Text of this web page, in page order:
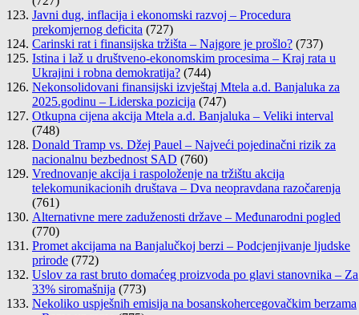
Javni dug, inflacija i ekonomski razvoj – Procedura
prekomjernog deficita (727)
Carinski rat i finansijska tržišta – Najgore je prošlo? (737)
Istina i laž u društveno-ekonomskim procesima – Kraj rata u
Ukrajini i robna demokratija? (744)
Nekonsolidovani finansijski izvještaj Mtela a.d. Banjaluka za
2025.godinu – Liderska pozicija (747)
Otkupna cijena akcija Mtela a.d. Banjaluka – Veliki interval
(748)
Donald Tramp vs. Džej Pauel – Najveći pojedinačni rizik za
nacionalnu bezbednost SAD (760)
Vrednovanje akcija i raspoloženje na tržištu akcija
telekomunikacionih društava – Dva neopravdana razočarenja
(761)
Alternativne mere zaduženosti države – Međunarodni pogled
(770)
Promet akcijama na Banjalučkoj berzi – Podcjenjivanje ljudske
prirode (772)
Uslov za rast bruto domaćeg proizvoda po glavi stanovnika – Za
33% siromašnija (773)
Nekoliko uspješnih emisija na bosanskohercegovačkim berzama